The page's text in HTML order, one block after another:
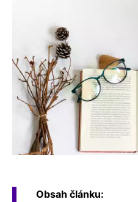
Obsah článku: